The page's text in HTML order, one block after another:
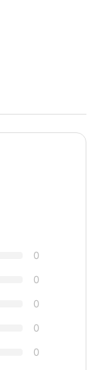
0
0
0
0
0